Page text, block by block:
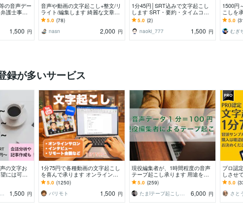
の音声デー
護士事務
提出用の通
1,500 円
音声や動画の文字起こし+整文/リ
ライト/編集します 綺麗な文章
に！記事化、動画テロップ、議事
録、AIの手直しなど
5.0 (78)
nasn
2,000 円
1分45円│SRT込みで文字起こし
します SRT・要約・タイムコー
ドも追加料金なし
5.0 (2)
naoki_777
1,500 円
1500円
こしを
な限り
5.0
録が多いサービス
の文字お
には可能
むぎちゃ0012 作業代行・総合サポート
1,500 円
1分75円で各種動画の文字起こし
を喜んで承ります オンライン会
議やYouTube演者の丁寧な書き起
こし代行！
5.0 (1250)
バリモト
1,500 円
現役編集者が、1時間程度の音声
テープ起こし承ります 用途を考
慮した文字起こし(ケバ取りまで)
5.0 (259)
たまlテープ起こし承りますl
6,000 円
プロ認
しさせ
頭部分
ます。1
5.0
さと